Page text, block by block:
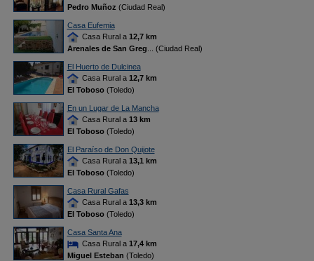
Pedro Muñoz (Ciudad Real)
Casa Eufemia
Casa Rural a 12,7 km
Arenales de San Greg ... (Ciudad Real)
El Huerto de Dulcinea
Casa Rural a 12,7 km
El Toboso(Toledo)
En un Lugar de La Mancha
Casa Rural a 13 km
El Toboso(Toledo)
El Paraíso de Don Quijote
Casa Rural a 13,1 km
El Toboso(Toledo)
Casa Rural Gafas
Casa Rural a 13,3 km
El Toboso(Toledo)
Casa Santa Ana
Casa Rural a 17,4 km
Miguel Esteban (Toledo)